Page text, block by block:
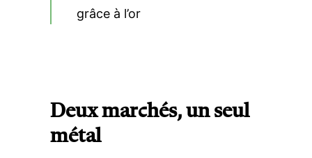
grâce à l’or
Deux marchés, un seul
métal